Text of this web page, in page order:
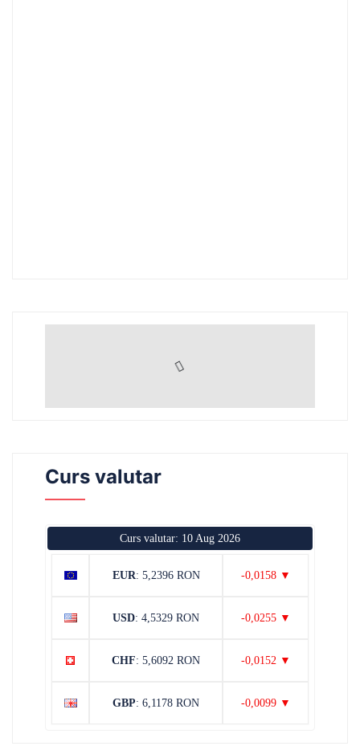
Curs valutar
Curs valutar: 10 Aug 2026
EUR: 5,2396 RON -0,0158 ▼
USD: 4,5329 RON -0,0255 ▼
CHF: 5,6092 RON -0,0152 ▼
GBP: 6,1178 RON -0,0099 ▼